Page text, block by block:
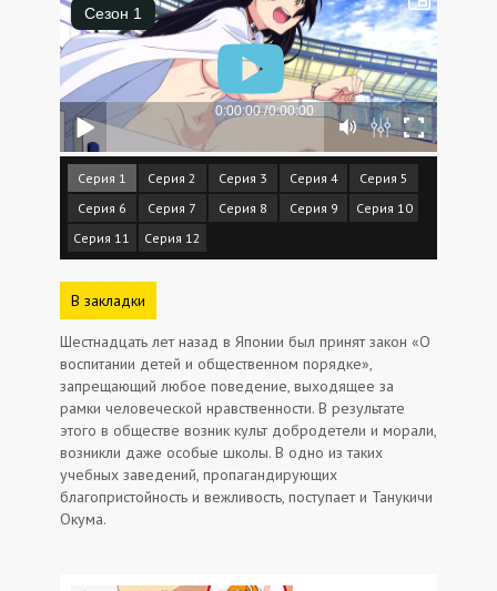
Серия 1 Серия 2 Серия 3 Серия 4
Серия 5
Серия 6
Серия 7 Серия 8 Серия 9
Серия 10
Серия 11
Серия 12
В закладки
Шестнадцать лет назад в Японии был принят закон «О
воспитании детей и общественном порядке»,
запрещающий любое поведение, выходящее за
рамки человеческой нравственности. В результате
этого в обществе возник культ добродетели и морали,
возникли даже особые школы. В одно из таких
учебных заведений, пропагандирующих
благопристойность и вежливость, поступает и Танукичи
Окума.